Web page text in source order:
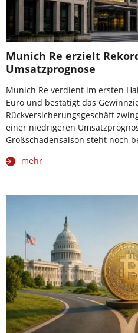
Munich Re erzielt
Umsatzprognose
Munich Re verdient im ersten
Euro und bestätigt das
Rückversicherungsgeschäft
einer niedrigeren
Großschadensaison steht noch
mehr